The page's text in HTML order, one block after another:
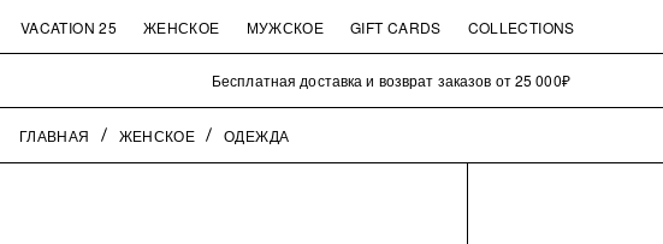
VACATION 25 ЖЕНСКОЕ МУЖСКОЕ GIFT CARDS COLLECTIONS
Бесплатная доставка и возврат заказов от 25 000₽
ГЛАВНАЯ ЖЕНСКОЕ ОДЕЖДА